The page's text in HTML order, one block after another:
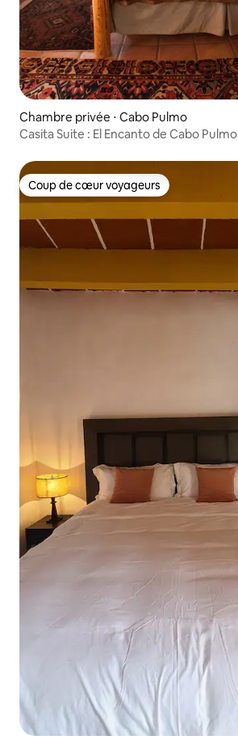
Chambre privée ⋅ Cabo Pulmo
Casita Suite : El Encanto de Cabo Pulmo
Coup de cœur voyageurs
Coup de cœur voyageurs